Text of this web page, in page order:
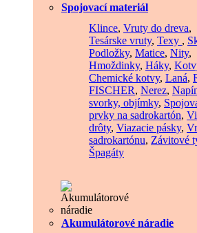
Spojovací materiál
Klince, Vruty do dreva,
Tesárske vruty, Texy ,
Podložky, Matice, Nity,
Hmoždinky, Háky,
Chemické kotvy, Laná,
FISCHER, Nerez,
svorky, objímky,
prvky na sadrokartón,
drôty, Viazacie pásky,
sadrokartónu, Závitové
Špagáty
Akumulátorové náradie